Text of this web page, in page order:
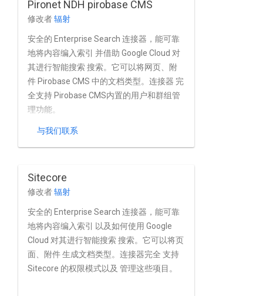
Pironet NDH pirobase CMS
修改者辐射
安全的 Enterprise Search 连接器，能可靠
地将内容编入索引 并借助 Google Cloud 对
其进行智能搜索 搜索。它可以将网页、附
件 Pirobase CMS 中的文档类型。连接器 完
全支持 Pirobase CMS内置的用户和群组管
理功能。
与我们联系
Sitecore
修改者辐射
安全的 Enterprise Search 连接器，能可靠
地将内容编入索引 以及如何使用 Google
Cloud 对其进行智能搜索 搜索。它可以将页
面、附件 生成文档类型。连接器完全 支持
Sitecore 的权限模式以及 管理这些项目。